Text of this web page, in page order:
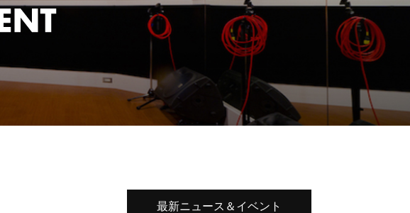
最新ニュース＆イベント